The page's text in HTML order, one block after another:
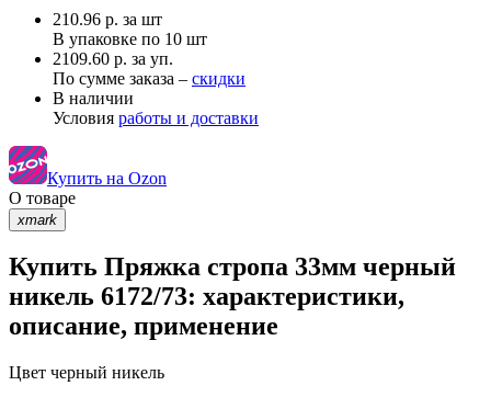
210.96 р. за шт
В упаковке по 10 шт
2109.60 р. за уп.
По сумме заказа – скидки
В наличии
Условия работы и доставки
Купить на Ozon
О товаре
xmark
Купить Пряжка стропа 33мм черный
никель 6172/73: характеристики,
описание, применение
Цвет черный никель